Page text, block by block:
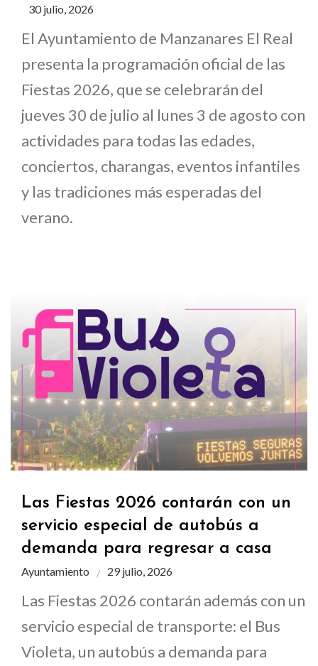
30 julio, 2026
El Ayuntamiento de Manzanares El Real
presenta la programación oficial de las
Fiestas 2026, que se celebrarán del
jueves 30 de julio al lunes 3 de agosto con
actividades para todas las edades,
conciertos, charangas, eventos infantiles
y las tradiciones más esperadas del
verano.
Las Fiestas 2026 contarán con un
servicio especial de autobús a
demanda para regresar a casa
Ayuntamiento 29 julio, 2026
Las Fiestas 2026 contarán además con un
servicio especial de transporte: el Bus
Violeta, un autobús a demanda para